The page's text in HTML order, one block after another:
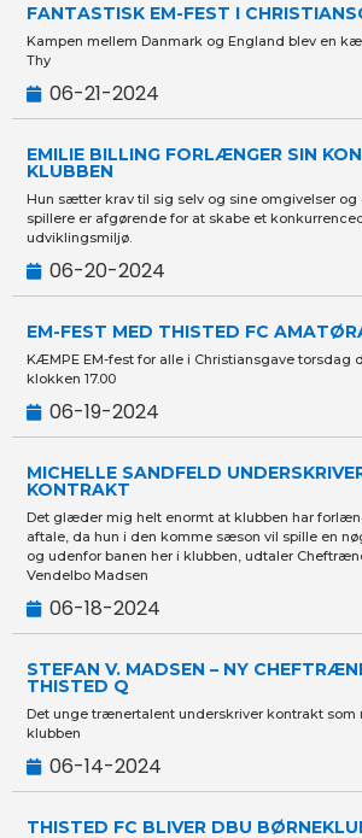
FANTASTISK EM-FEST I
Kampen mellem Danmark og England blev en
Thy
06-21-2024
EMILIE BILLING FORLÆNGER SIN
KLUBBEN
Hun sætter krav til sig selv og sine omgivelser og
spillere er afgørende for at skabe et
udviklingsmiljø.
06-20-2024
EM-FEST MED THISTED FC
KÆMPE EM-fest for alle i Christiansgave torsdag
klokken 17.00
06-19-2024
MICHELLE SANDFELD
KONTRAKT
Det glæder mig helt enormt at klubben har
aftale, da hun i den komme sæson vil spille en
og udenfor banen her i klubben, udtaler
Vendelbo Madsen
06-18-2024
STEFAN V. MADSEN – NY
THISTED Q
Det unge trænertalent underskriver kontrakt
klubben
06-14-2024
THISTED FC BLIVER DBU